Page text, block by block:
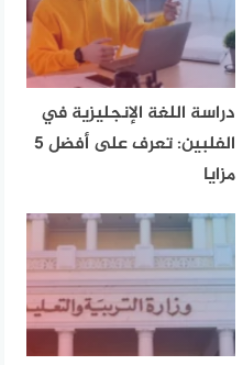
دراسة اللغة الإنجليزية في
الفلبين: تعرف على أفضل 5
مزايا